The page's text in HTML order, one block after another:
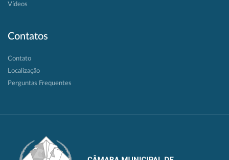
Vídeos
Contatos
Contato
Localização
Perguntas Frequentes